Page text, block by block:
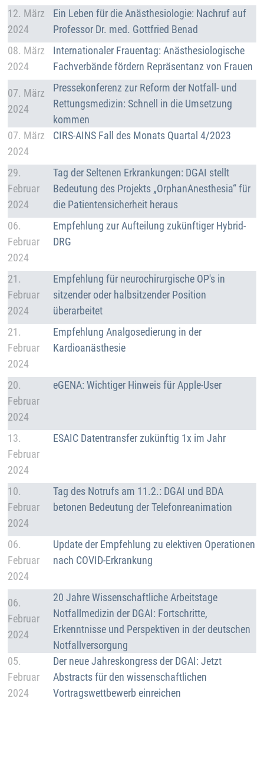
Details
12. März
2024
Ein Leben für die Anästhesiologie: Nachruf auf
Professor Dr. med. Gottfried Benad
Details
08. März
2024
Internationaler Frauentag: Anästhesiologische
Fachverbände fördern Repräsentanz von Frauen
Details
07. März
2024
Pressekonferenz zur Reform der Notfall- und
Rettungsmedizin: Schnell in die Umsetzung
kommen
Details
07. März
2024
CIRS-AINS Fall des Monats Quartal 4/2023
Details
29.
Februar
2024
Tag der Seltenen Erkrankungen: DGAI stellt
Bedeutung des Projekts „OrphanAnesthesia“ für
die Patientensicherheit heraus
Details
06.
Februar
2024
Empfehlung zur Aufteilung zukünftiger Hybrid-
DRG
Details
21.
Februar
2024
Empfehlung für neurochirurgische OP's in
sitzender oder halbsitzender Position
überarbeitet
Details
21.
Februar
2024
Empfehlung Analgosedierung in der
Kardioanästhesie
Details
20.
Februar
2024
eGENA: Wichtiger Hinweis für Apple-User
Details
13.
Februar
2024
ESAIC Datentransfer zukünftig 1x im Jahr
Details
10.
Februar
2024
Tag des Notrufs am 11.2.: DGAI und BDA
betonen Bedeutung der Telefonreanimation
Details
06.
Februar
2024
Update der Empfehlung zu elektiven Operationen
nach COVID-Erkrankung
Details
06.
Februar
2024
20 Jahre Wissenschaftliche Arbeitstage
Notfallmedizin der DGAI: Fortschritte,
Erkenntnisse und Perspektiven in der deutschen
Notfallversorgung
Details
05.
Februar
2024
Der neue Jahreskongress der DGAI: Jetzt
Abstracts für den wissenschaftlichen
Vortragswettbewerb einreichen